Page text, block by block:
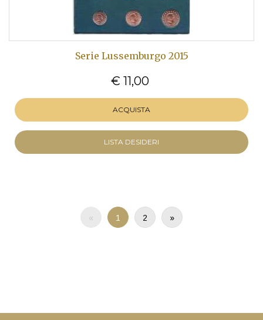
Serie Lussemburgo 2015
€ 11,00
ACQUISTA
LISTA DESIDERI
« 1 2 »